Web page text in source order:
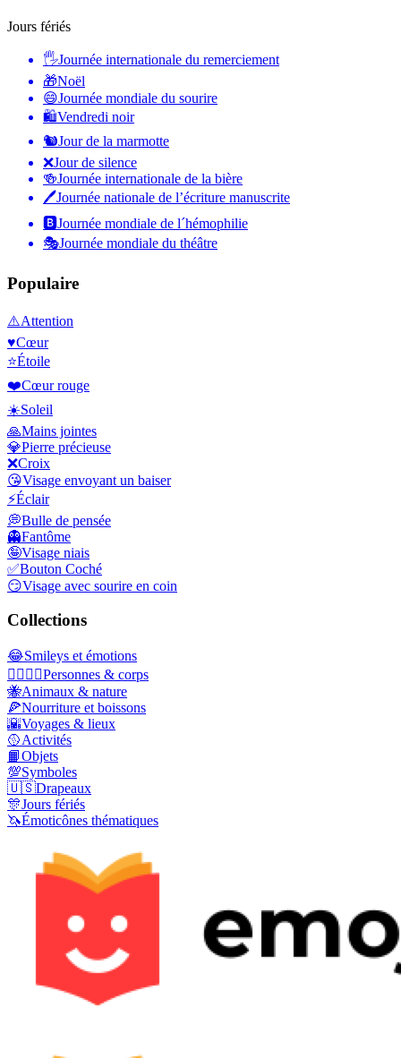
Jours fériés
🖐Journée internationale du remerciement
🎁Noël
😄Journée mondiale du sourire
🛍Vendredi noir
🐿Jour de la marmotte
❌Jour de silence
🍻Journée internationale de la bière
🖊Journée nationale de l’écriture manuscrite
🅱️Journée mondiale de l´hémophilie
🎭Journée mondiale du théâtre
Populaire
⚠️Attention
♥️Cœur
⭐Étoile
❤️Cœur rouge
☀️Soleil
🙏Mains jointes
💎Pierre précieuse
❌Croix
😘Visage envoyant un baiser
⚡Éclair
💭Bulle de pensée
👻Fantôme
🤪Visage niais
✅Bouton Coché
😏Visage avec sourire en coin
Collections
😂Smileys et émotions
👩‍❤️‍💋‍👨Personnes & corps
🐝Animaux & nature
🍕Nourriture et boissons
🌇Voyages & lieux
🥎Activités
📙Objets
💯Symboles
🇺🇸Drapeaux
🎊Jours fériés
🦄Émoticônes thématiques